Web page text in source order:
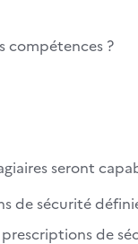
compétences ?
seront
de sécurité
de